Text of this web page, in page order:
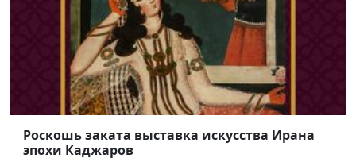
Роскошь заката выставка искусства Ирана
эпохи Каджаров